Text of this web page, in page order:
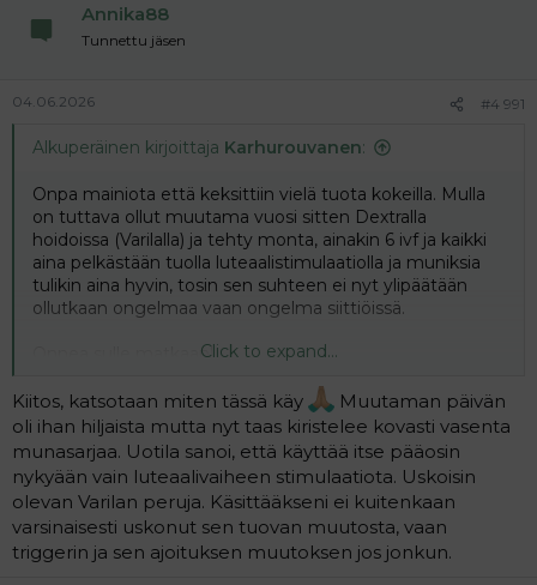
Annika88
Tunnettu jäsen
04.06.2026 #4 991
Alkuperäinen kirjoittaja Karhurouvanen:
Onpa mainiota että keksittiin vielä tuota kokeilla. Mulla
on tuttava ollut muutama vuosi sitten Dextralla
hoidoissa (Varilalla) ja tehty monta, ainakin 6 ivf ja kaikki
aina pelkästään tuolla luteaalistimulaatiolla ja muniksia
tulikin aina hyvin, tosin sen suhteen ei nyt ylipäätään
ollutkaan ongelmaa vaan ongelma siittiöissä.
Onnea sulle matkaan!Click to expand...
Kiitos, katsotaan miten tässä käy
Muutaman päivän
oli ihan hiljaista mutta nyt taas kiristelee kovasti vasenta
munasarjaa. Uotila sanoi, että käyttää itse pääosin
nykyään vain luteaalivaiheen stimulaatiota. Uskoisin
olevan Varilan peruja. Käsittääkseni ei kuitenkaan
varsinaisesti uskonut sen tuovan muutosta, vaan
triggerin ja sen ajoituksen muutoksen jos jonkun.